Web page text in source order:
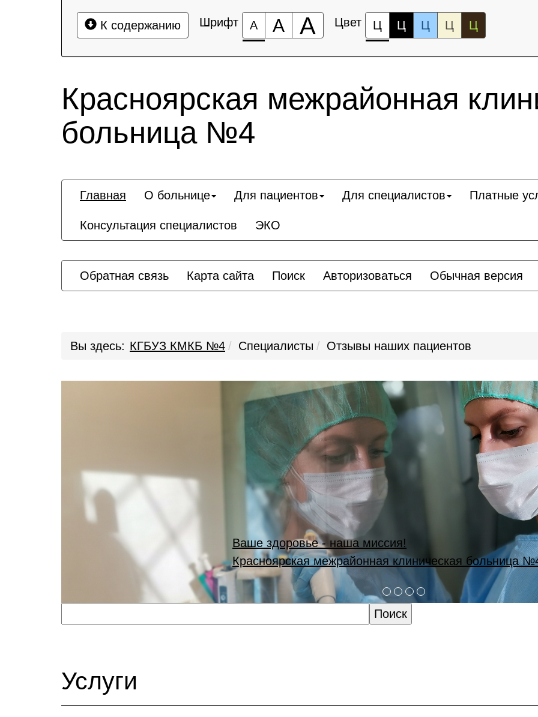
К содержанию Шрифт А А А Цвет Ц Ц Ц Ц Ц
Красноярская межрайонная
больница №4
Главная О больнице Для пациентов Для специалистов Платные
Консультация специалистов ЭКО
Обратная связь Карта сайта Поиск Авторизоваться Обычная версия
Вы здесь: КГБУЗ КМКБ №4 Специалисты Отзывы наших пациентов
Ваше здоровье - наша миссия!
Красноярская межрайонная клиническая больница
Услуги